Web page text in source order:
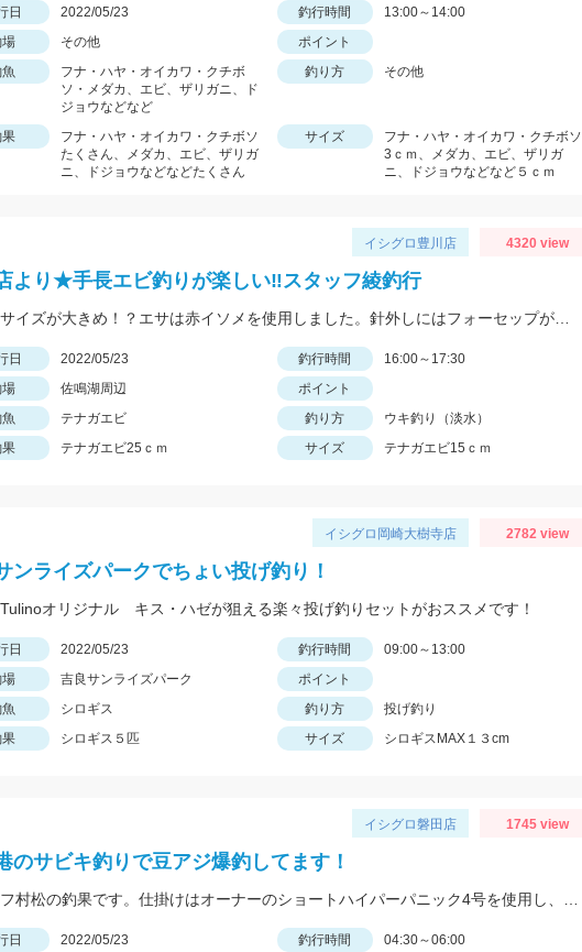
日 2022/05/23 釣行時間
13:00～14:00
その他
ポイント
フナ・ハヤ・オイカワ・クチボ
ソ・メダカ、エビ、ザリガニ、ド
ジョウなどなど
釣り方 その他
フナ・ハヤ・オイカワ・クチボソ
たくさん、メダカ、エビ、ザリガ
ニ、ドジョウなどなどたくさん
サイズ
フナ・ハヤ・オイカワ・クチボソ
3ｃｍ、メダカ、エビ、ザリガ
ニ、ドジョウなどなど５ｃｍ
イシグロ豊川店 4320 view
より★手長エビ釣りが楽しい‼スタッフ綾釣行
日 2022/05/23 釣行時間
16:00～17:30
佐鳴湖周辺
ポイント
テナガエビ 釣り方
ウキ釣り（淡水）
テナガエビ25ｃｍ サイズ テナガエビ15ｃｍ
イシグロ岡崎大樹寺店 2782 view
ンライズパークでちょい投げ釣り！
オリジナル キス・ハゼが狙える楽々投げ釣りセットがおススメです！
日 2022/05/23 釣行時間
09:00～13:00
吉良サンライズパーク
ポイント
シロギス 釣り方
投げ釣り
シロギス５匹 サイズ シロギスMAX１３cm
イシグロ磐田店 1745 view
のサビキ釣りで豆アジ爆釣してます！
日 2022/05/23 釣行時間
04:30～06:00